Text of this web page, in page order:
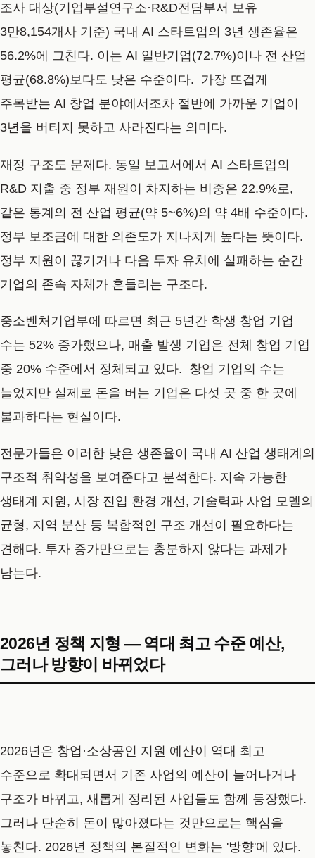
조사 대상(기업부설연구소·R&D전담부서 보유
3만8,154개사 기준) 국내 AI 스타트업의 3년 생존율은
56.2%에 그친다. 이는 AI 일반기업(72.7%)이나 전 산업
평균(68.8%)보다도 낮은 수준이다. 가장 뜨겁게
주목받는 AI 창업 분야에서조차 절반에 가까운 기업이
3년을 버티지 못하고 사라진다는 의미다.
재정 구조도 문제다. 동일 보고서에서 AI 스타트업의
R&D 지출 중 정부 재원이 차지하는 비중은 22.9%로,
같은 통계의 전 산업 평균(약 5~6%)의 약 4배 수준이다.
정부 보조금에 대한 의존도가 지나치게 높다는 뜻이다.
정부 지원이 끊기거나 다음 투자 유치에 실패하는 순간
기업의 존속 자체가 흔들리는 구조다.
중소벤처기업부에 따르면 최근 5년간 학생 창업 기업
수는 52% 증가했으나, 매출 발생 기업은 전체 창업 기업
중 20% 수준에서 정체되고 있다. 창업 기업의 수는
늘었지만 실제로 돈을 버는 기업은 다섯 곳 중 한 곳에
불과하다는 현실이다.
전문가들은 이러한 낮은 생존율이 국내 AI 산업 생태계의
구조적 취약성을 보여준다고 분석한다. 지속 가능한
생태계 지원, 시장 진입 환경 개선, 기술력과 사업 모델의
균형, 지역 분산 등 복합적인 구조 개선이 필요하다는
견해다. 투자 증가만으로는 충분하지 않다는 과제가
남는다.
2026년 정책 지형 — 역대 최고 수준 예산,
그러나 방향이 바뀌었다
2026년은 창업·소상공인 지원 예산이 역대 최고
수준으로 확대되면서 기존 사업의 예산이 늘어나거나
구조가 바뀌고, 새롭게 정리된 사업들도 함께 등장했다.
그러나 단순히 돈이 많아졌다는 것만으로는 핵심을
놓친다. 2026년 정책의 본질적인 변화는 '방향'에 있다.